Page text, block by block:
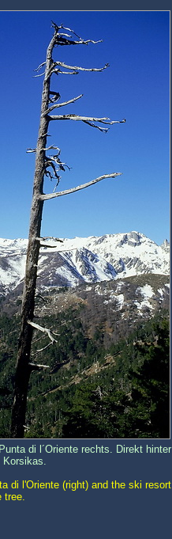
di l´Oriente rechts. Direkt hinter
Korsikas.
di l'Oriente (right) and the ski resort
tree.